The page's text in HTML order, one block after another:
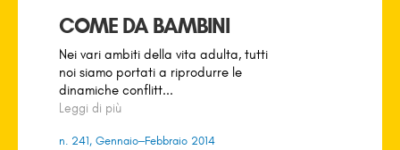
COME DA BAMBINI
Nei vari ambiti della vita adulta, tutti
noi siamo portati a riprodurre le
dinamiche conflitt...
Leggi di più
n. 241, Gennaio–Febbraio 2014